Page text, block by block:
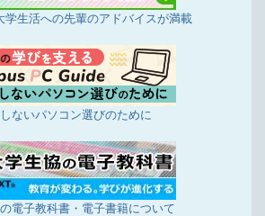
学生活への先輩のアドバイスが満載
ないパソコン選びのために
電子教科書・電子書籍について